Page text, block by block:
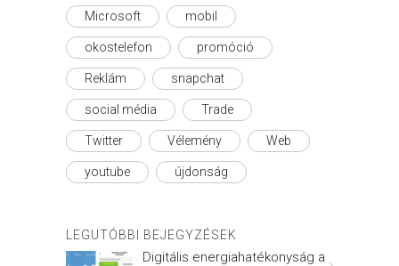
Microsoft mobil
okostelefon promóció
Reklám snapchat
social média Trade
Twitter Vélemény Web
youtube újdonság
LEGUTÓBBI BEJEGYZÉSEK
Digitális energiahatékonyság a